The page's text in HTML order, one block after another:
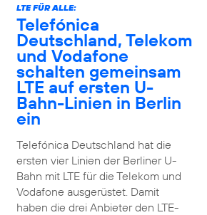
LTE FÜR ALLE:
Telefónica
Deutschland, Telekom
und Vodafone
schalten gemeinsam
LTE auf ersten U-
Bahn-Linien in Berlin
ein
Telefónica Deutschland hat die
ersten vier Linien der Berliner U-
Bahn mit LTE für die Telekom und
Vodafone ausgerüstet. Damit
haben die drei Anbieter den LTE-